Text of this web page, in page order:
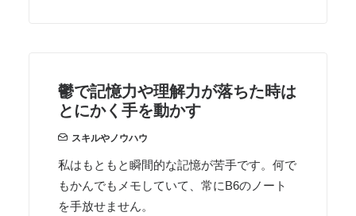
鬱で記憶力や理解力が落ちた時は
とにかく手を動かす
スキルやノウハウ
私はもともと瞬間的な記憶が苦手です。何で
もかんでもメモしていて、常にB6のノート
を手放せません。